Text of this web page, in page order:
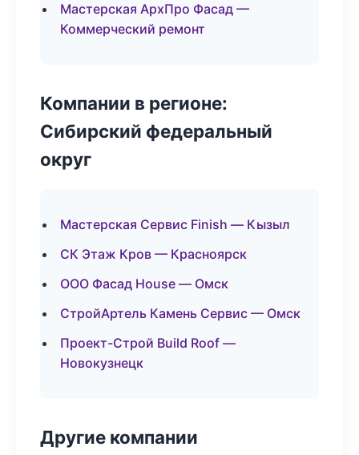
Мастерская АрхПро Фасад —
Коммерческий ремонт
Компании в регионе:
Сибирский федеральный
округ
Мастерская Сервис Finish — Кызыл
СК Этаж Кров — Красноярск
ООО Фасад House — Омск
СтройАртель Камень Сервис — Омск
Проект-Строй Build Roof —
Новокузнецк
Другие компании